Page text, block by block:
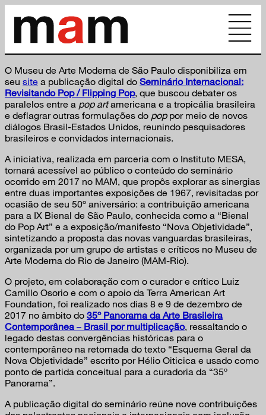
O Museu de Arte Moderna de São Paulo disponibiliza em
seu site a publicação digital do Seminário Internacional:
Revisitando Pop / Flipping Pop, que buscou debater os
paralelos entre a pop artamericana e a tropicália brasileira
e deflagrar outras formulações do poppor meio de novos
diálogos Brasil-Estados Unidos, reunindo pesquisadores
brasileiros e convidados internacionais.
A iniciativa, realizada em parceria com o Instituto MESA,
tornará acessível ao público o conteúdo do seminário
ocorrido em 2017 no MAM, que propôs explorar as sinergias
entre duas importantes exposições de 1967, revisitadas por
ocasião de seu 50º aniversário: a contribuição americana
para a IX Bienal de São Paulo, conhecida como a “Bienal
do Pop Art” e a exposição/manifesto “Nova Objetividade”,
sintetizando a proposta das novas vanguardas brasileiras,
organizada por um grupo de artistas e críticos no Museu de
Arte Moderna do Rio de Janeiro (MAM-Rio).
O projeto, em colaboração com o curador e crítico Luiz
Camillo Osorio e com o apoio da Terra American Art
Foundation, foi realizado nos dias 8 e 9 de dezembro de
2017 no âmbito do 35º Panorama da Arte Brasileira
Contemporânea – Brasil por multiplicação, ressaltando o
legado destas convergências históricas para o
contemporâneo na retomada do texto “Esquema Geral da
Nova Objetividade” escrito por Hélio Oiticica e usado como
ponto de partida conceitual para a curadoria da “35º
Panorama”.
A publicação digital do seminário reúne nove contribuições